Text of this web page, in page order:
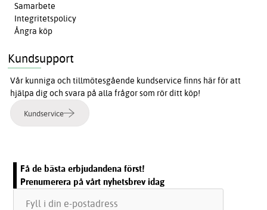
Samarbete
Integritetspolicy
Ångra köp
Kundsupport
Vår kunniga och tillmötesgående kundservice finns här för att
hjälpa dig och svara på alla frågor som rör ditt köp!
Kundservice
Få de bästa erbjudandena först!
Prenumerera på vårt nyhetsbrev idag